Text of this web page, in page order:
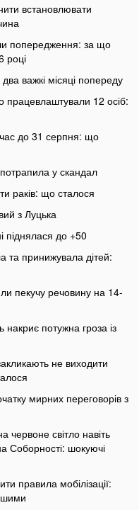
встановлювати
попередження: за що
році
важкі місяці попереду
працевлаштували 12 осіб:
до 31 серпня: що
у скандал
раків: що сталося
з Луцька
піднялася до +50
та принижувала дітей:
пекучу речовину на 14-
потужна гроза із
не виходити
мирних переговорів з
червоне світло навіть
Соборності: шокуючі
правила мобілізації: